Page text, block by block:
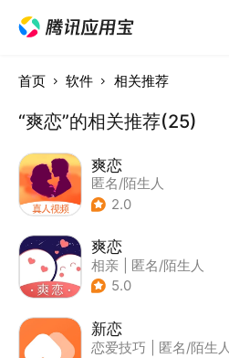
首页 软件 相关推荐
“爽恋”的相关推荐(25)
爽恋
匿名/陌生人
2.0
爽恋
相亲
匿名/陌生人
5.0
新恋
恋爱技巧
匿名/陌生人